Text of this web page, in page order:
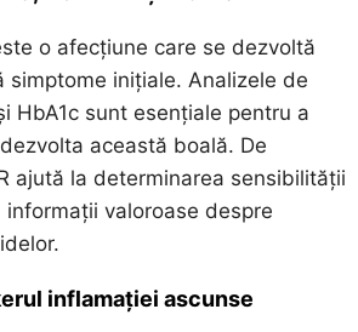
o afecțiune care se dezvoltă
simptome inițiale. Analizele de
HbA1c sunt esențiale pentru a
această boală. De
ajută la determinarea sensibilității
valoroase despre
inflamației ascunse